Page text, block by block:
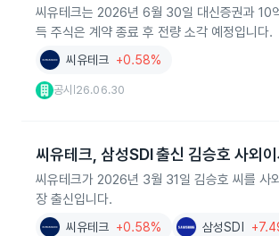
씨유테크는 2026년 6월 30일 대신증권과 10
득 주식은 계약 종료 후 전량 소각 예정입니다.
씨유테크 +0.58%
공시 26.06.30
씨유테크, 삼성SDI 출신 김승호 사외
씨유테크가 2026년 3월 31일 김승호 씨를 사
장 출신입니다.
씨유테크 +0.58% 삼성SDI